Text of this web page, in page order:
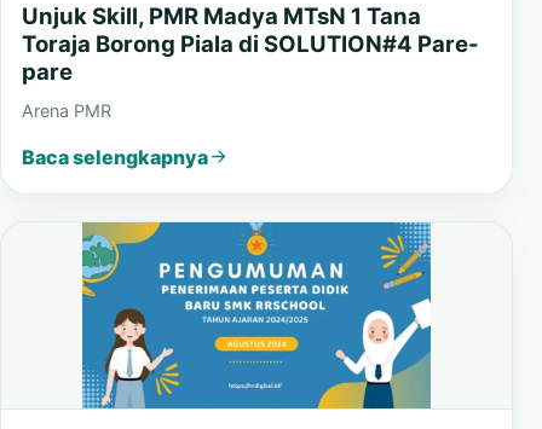
Unjuk Skill, PMR Madya MTsN 1 Tana
Toraja Borong Piala di SOLUTION#4 Pare-
pare
Arena PMR
Baca selengkapnya